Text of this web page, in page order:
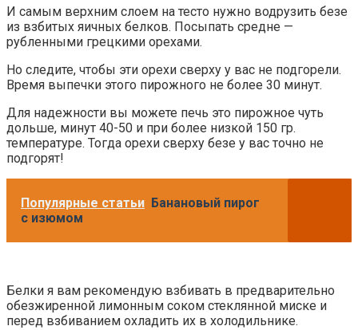
И самым верхним слоем на тесто нужно водрузить безе
из взбитых яичных белков. Посыпать средне —
рубленными грецкими орехами.
Но следите, чтобы эти орехи сверху у вас не подгорели.
Время выпечки этого пирожного не более 30 минут.
Для надежности вы можете печь это пирожное чуть
дольше, минут 40-50 и при более низкой 150 гр.
температуре. Тогда орехи сверху безе у вас точно не
подгорят!
Популярные статьи Банановый пирог
с изюмом
Белки я вам рекомендую взбивать в предварительно
обезжиренной лимонным соком стеклянной миске и
перед взбиванием охладить их в холодильнике.